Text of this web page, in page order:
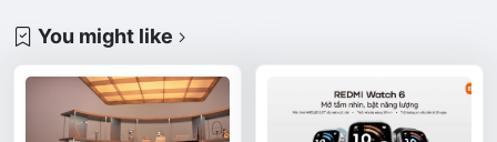
You might like